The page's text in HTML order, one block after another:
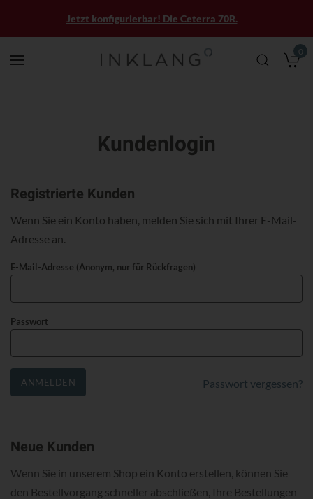
0
Jetzt konfigurierbar! Die Ceterra 70R.
Kundenlogin
Registrierte Kunden
Wenn Sie ein Konto haben, melden Sie sich mit Ihrer E-Mail-
Adresse an.
E-Mail-Adresse (Anonym, nur für Rückfragen)
Passwort
ANMELDEN Passwort vergessen?
Neue Kunden
Wenn Sie in unserem Shop ein Konto erstellen, können Sie
den Bestellvorgang schneller abschließen, Ihre Bestellungen